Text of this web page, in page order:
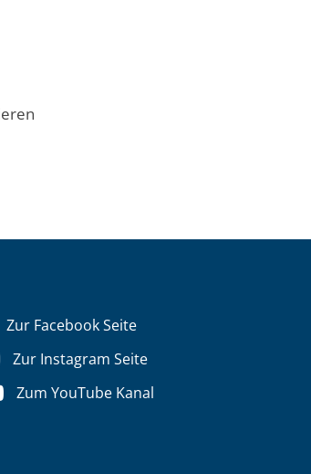
auszublenden
auszublenden
Zur Facebook Seite
Zur Instagram Seite
Zum YouTube Kanal